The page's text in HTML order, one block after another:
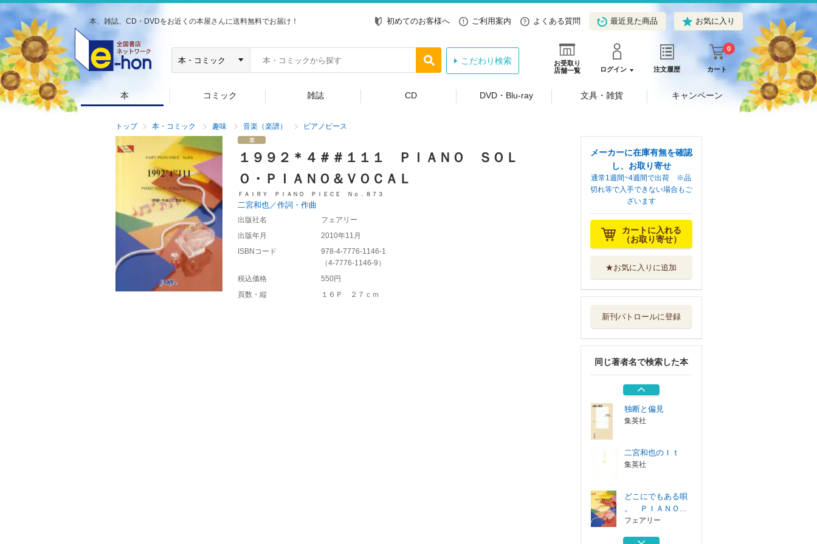
本、雑誌、CD・DVDをお近くの本屋さんに送料無料でお届け！ 初めてのお客様へ ご利用案内 よくある質問 最近見た商品 お気に入り
お受取り
店舗一覧
ログイン 注文履歴 カート
0
こだわり検索
本 コミック 雑誌 CD DVD・Blu-ray 文具・雑貨 キャンペーン
トップ 本・コミック 趣味 音楽（楽譜） ピアノピース
１９９２＊４＃＃１１１ ＰＩＡＮＯ ＳＯＬ
Ｏ・ＰＩＡＮＯ＆ＶＯＣＡＬ
ＦＡＩＲＹ ＰＩＡＮＯ ＰＩＥＣＥ Ｎｏ．８７３
二宮和也／作詞・作曲
出版社名
フェアリー
出版年月
2010年11月
ISBNコード
978-4-7776-1146-1
（4-7776-1146-9 ）
税込価格
550円
頁数・縦
１６Ｐ ２７ｃｍ
メーカーに在庫有無を確認
し、お取り寄せ
通常1週間~4週間で出荷 ※品
切れ等で入手できない場合もご
ざいます
カートに入れる
（お取り寄せ）
★お気に入りに追加
新刊パトロールに登録
同じ著者名で検索した本
二宮和也のＩｔ
集英社
どこにでもある唄
フェアリー
虹 ＰＩＡＮＯ
ＳＯＬＯ・ＰＩ...
フェアリー
独断と偏見
集英社
二宮和也のＩｔ
集英社
どこにでもある唄
。 ＰＩＡＮＯ...
フェアリー
虹 ＰＩＡＮＯ